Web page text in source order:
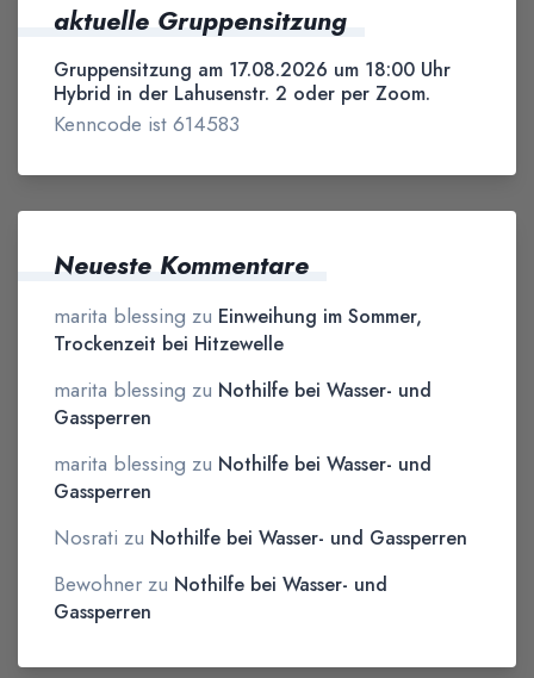
aktuelle Gruppensitzung
Gruppensitzung am 17.08.2026 um 18:00 Uhr
Hybrid in der Lahusenstr. 2 oder per Zoom.
Kenncode ist 614583
Neueste Kommentare
marita blessing zu Einweihung im Sommer,
Trockenzeit bei Hitzewelle
marita blessing zu Nothilfe bei Wasser- und
Gassperren
marita blessing zu Nothilfe bei Wasser- und
Gassperren
Nosrati zu Nothilfe bei Wasser- und Gassperren
Bewohnerzu Nothilfe bei Wasser- und
Gassperren